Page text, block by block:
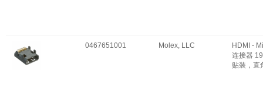
0467651001 Molex, LLC
HDMI -
连接器
贴装，直